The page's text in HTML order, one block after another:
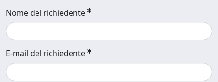
Nome del richiedente
E-mail del richiedente